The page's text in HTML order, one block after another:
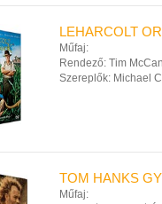
LEHARCOLT
Műfaj:
Rendező: Tim
Szereplők: Michael
TOM HANKS
Műfaj: